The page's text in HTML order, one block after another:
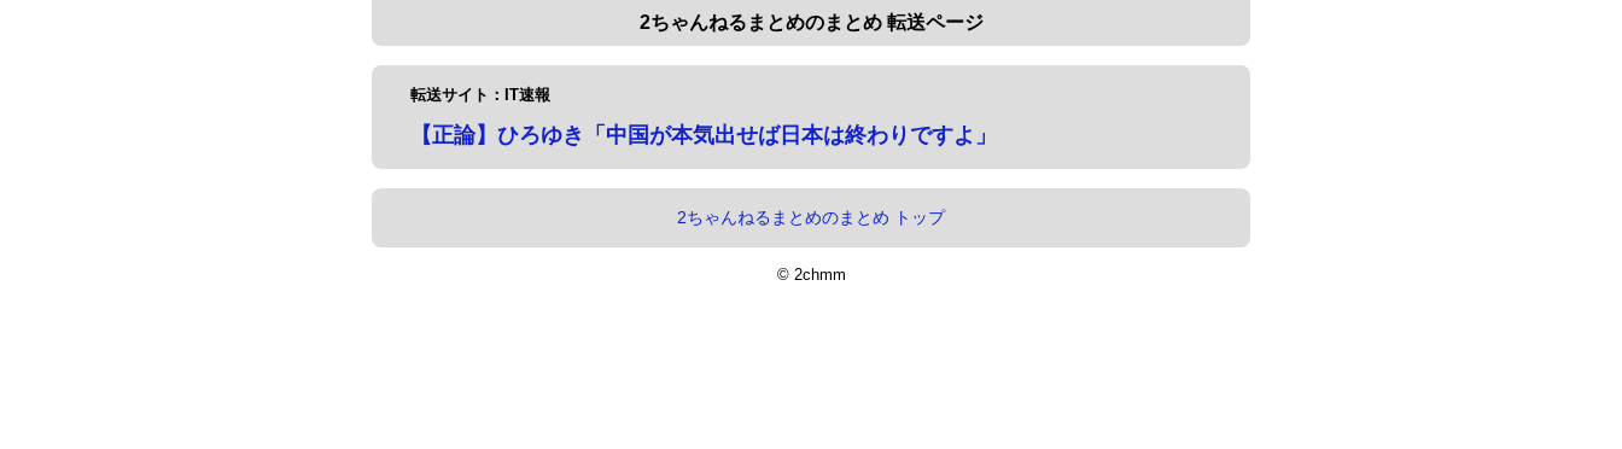
2ちゃんねるまとめのまとめ 転送ページ
転送サイト：IT速報
【正論】ひろゆき「中国が本気出せば日本は終わりですよ」
2ちゃんねるまとめのまとめ トップ
© 2chmm